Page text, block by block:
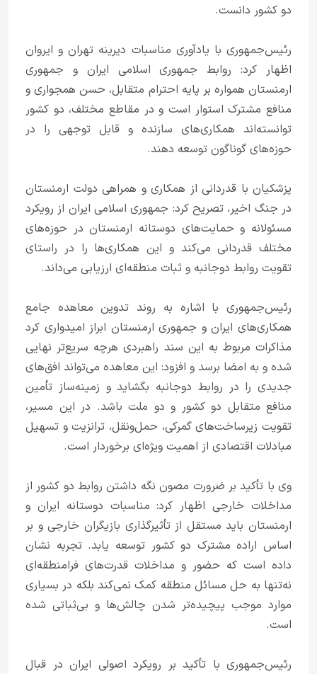
دو کشور دانست.
رئیس‌جمهوری با یادآوری مناسبات دیرینه تهران و ایروان
اظهار کرد: روابط جمهوری اسلامی ایران و جمهوری
ارمنستان همواره بر پایه احترام متقابل، حسن همجواری و
منافع مشترک استوار است و در مقاطع مختلف، دو کشور
توانسته‌اند همکاری‌های سازنده و قابل توجهی را در
حوزه‌های گوناگون توسعه دهند.
پزشکیان با قدردانی از همکاری‌ و همراهی‌ دولت ارمنستان
در جنگ اخیر، تصریح کرد: جمهوری اسلامی ایران از رویکرد
مسئولانه و حمایت‌های دوستانه ارمنستان در حوزه‌های
مختلف قدردانی می‌کند و این همکاری‌ها را در راستای
تقویت روابط دوجانبه و ثبات منطقه‌ای ارزیابی می‌داند.
رئیس‌جمهوری با اشاره به روند تدوین معاهده جامع
همکاری‌های ایران و جمهوری ارمنستان ابراز امیدواری کرد
مذاکرات مربوط به این سند راهبردی هرچه سریع‌تر نهایی
شده و به امضا برسد و افزود: این معاهده می‌تواند افق‌های
جدیدی را در روابط دوجانبه بگشاید و زمینه‌ساز تأمین
منافع متقابل دو کشور و دو ملت باشد. در این مسیر،
تقویت زیرساخت‌های گمرکی، حمل‌ونقل، ترانزیت و تسهیل
مبادلات اقتصادی از اهمیت ویژه‌ای برخوردار است.
وی با تأکید بر ضرورت مصون نگه داشتن روابط دو کشور از
مداخلات خارجی اظهار کرد: مناسبات دوستانه ایران و
ارمنستان باید مستقل از تأثیرگذاری بازیگران خارجی و بر
اساس اراده مشترک دو کشور توسعه یابد. تجربه نشان
داده است که حضور و مداخلات قدرت‌های فرامنطقه‌ای
نه‌تنها به حل مسائل منطقه کمک نمی‌کند بلکه در بسیاری
موارد موجب پیچیده‌تر شدن چالش‌ها و بی‌ثباتی شده
است.
رئیس‌جمهوری با تأکید بر رویکرد اصولی ایران در قبال